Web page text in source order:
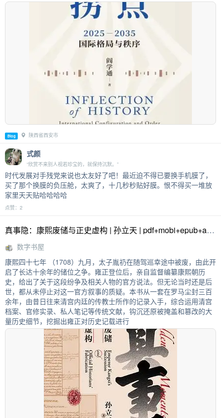
Blog 陕西省西安市
式颜
“欣赏不来别人视若珍宝的，就保持沉默。”
时代发展对手残党来说也太友好了吧！最近迫不得已要换手机膜了，
买了那个换膜的负压舱，太爽了，十几秒秒贴好膜。恨不得买一堆放
家里天天贴哈哈哈哈
点赞：2
真事隐：康熙废储与正史虚构 | 孙立天 | pdf+mobi+epub+azw3 | 数字书屋
数字书屋
康熙四十七年 （1708）九月，太子胤礽在随驾巡幸途中被废，由此开
启了长达十余年的储位之争。雍正登位后，亲自监督编纂康熙朝历
史，给出了关于这段纷争及相关人物的官方说法。但无论当时还是后
世，都从未停止对这一官方叙事的质疑。本书从一套在罗马尘封三百
余年，由昔日往来清宫内廷的传教士所作的记录入手，综合运用清宫
档案、官修实录、私人笔记等传统文献，钩沉还原被掩盖和篡改的大
量历史细节，挖掘出雍正对历史记载进行